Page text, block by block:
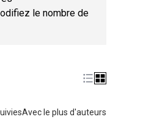
le nombre de
Avec le plus d'auteurs